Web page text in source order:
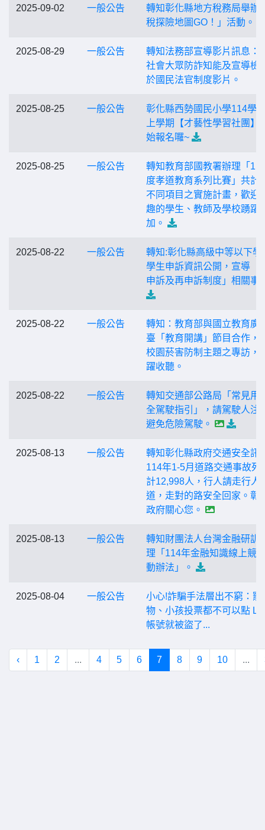
2025-09-02 一般公告
轉知彰化縣地方稅務局舉辦
稅探險地圖GO！」活動。
2025-08-29 一般公告
轉知法務部宣導影片訊息：
社會大眾防詐知能及宣導檢
於國民法官制度影片。
2025-08-25 一般公告
彰化縣西勢國民小學114學
上學期【才藝性學習社團】
始報名囉~
2025-08-25 一般公告
轉知教育部國教署辦理「
度孝道教育系列比賽」共計
不同項目之實施計畫，歡迎
趣的學生、教師及學校踴躍
加。
2025-08-22 一般公告
轉知:彰化縣高級中等以下學
學生申訴資訊公開，宣導「
申訴及再申訴制度」相關事
2025-08-22 一般公告
轉知：教育部與國立教育廣
臺「教育開講」節目合作，
校園菸害防制主題之專訪，
躍收聽。
2025-08-22 一般公告
轉知交通部公路局「常見用
全駕駛指引」，請駕駛人注
避免危險駕駛。
2025-08-13 一般公告
轉知彰化縣政府交通安全訊
114年1-5月道路交通事故死
計12,998人，行人請走行人
道，走對的路安全回家。彰
政府關心您。
2025-08-13 一般公告
轉知財團法人台灣金融研訓
理「114年金融知識線上競
動辦法」。
2025-08-04 一般公告
小心!詐騙手法層出不窮：寵
物、小孩投票都不可以點
帳號就被盜了...
‹ 1 2 ... 4 5 6 7 8 9 10 ...